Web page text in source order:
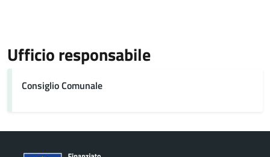
Ufficio responsabile
Consiglio Comunale